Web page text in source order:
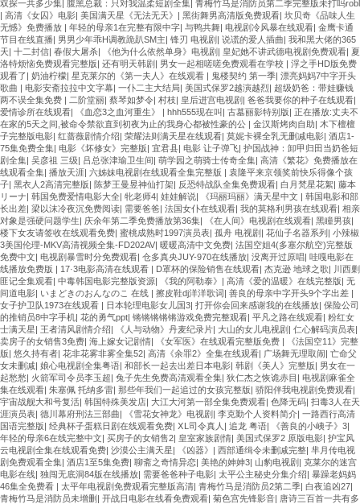
双探一共多少集| 腹黑总裁：只对我温柔短剧全集| 青梅竹马是消防员第二季完整版未打吗robl
| 高清《女囚》电影| 美国满天星《无法无天》 | 黑街舞男高清版免费观看| 坎贝奇《品味人生
无憾》免费播放 | 年轻的母亲1在完整有限中字| 与鸭共舞| 电视剧冷风暴在线观看| 金鹰卡通
节目在线直播| 男男少年乖H调教跪趴SM主| 锋刃 电视剧 | 说谎的爱人插曲| 我和黑大佬的365
天| 十二封信| 春假大屠杀| 《他为什么依然单身》电视剧 | 皇妃她不讲武德电视剧免费观看| 夏
洛特烦恼免费观看完整版| 还有明天韩剧 | 男女一起相嗟嗟免费观看在学校 | 浮之手HD版免费
观看了| 奶油柠檬| 星克莱尔的《第一夫人》在线观看 | 鬼楼契约 第一季| 漂亮妈妈7中字开头
歌曲 | 电影安斋拉拉中文字幕| 一仆二主大结局| 美国式保罗2越演越烈| 超级奶爸：带娃赚钱
两不误全集免费 | 二阶堂丽| 蔡琴如梦令| 村枝| 皇后进宫电视剧 | 爸爸我要你的种子在线观看|
爱情诊所在线观看| 《血恋3之血河重生》 | hhh555现在叫 | 古墓丽影特别版| 正在播放:丈夫不
在家的5天之间,被命令禁欲直到初夜为止的我身心都被性豪的公 | 金汉斯烤肉自助| 木下檀檀
子完整版电影| 红蔷薇剧情介绍| 荣耀法则满天星在线观看| 莫妮卡裸全乳无删减电影| 酒店1-
75集免费全集| 电影《坏修女》完整版| 宜君县| 电影 让子弹飞| 护国战神：卸甲归田当奶爸短
剧全集| 吴彦祖 三级| 吕总张津瑜卫生间| 萌学园之萌骑士传奇全集| 高清《繁花》免费播放在
线观看全集| 播放天涯| 六姊妹电视剧在线观看全集完整版 | 袁隆平来京领奖前快乐得像个孩
子| 黑衣人2高清完整版| 陈梦王曼昱神仙打架| 反恐特战队全集免费观看| 白月梵星花絮| 藤本
リーナ| 韩国免费爱情电影大全| 牝老师4| 娃娃解说| 《玛丽玛丽》满天星中文 | 韩国电影和部
长出差| 梁以沫冷夜沉免费阅读| 需要爸爸| 法国女仆在线观看| 我的莫格利男孩在线观看| 相亲
对象是强硬问题学生| 庆余年第二季免费播放第36集| 《在人间》电视剧在线观看| 黑瞳男孩|
楼下女友请签收在线观看免费| 蜜桃成熟时1997演员表| 孤舟 电视剧 | 花仙子名器系列| 小辣椒
3美国伦理-MKV高清视频全集-FD202AV| 暖暖高清中文免费| 法国空姐4(多塞尔航空)完整版
免费中文| 电视剧暴雪时分免费观看| 仓多真央JUY-970在线播放| 没离开过原唱| 哇嘎电影在
线播放免费版 | 17·3电影高清在线观看 | D罩杯的保险销售在线观看| 杰克逊 地球之歌| 川西剿
匪记全集观看| 中毒韩国电影完整版资源| 《我的阿勒泰》 | 高清《爱的温暖》在线完整版| 无
间道电影| いまどきのおんなのこ 在线 | 擦皮鞋dj洋洋歌词| 善良的母亲中字开头9个字出差 |
女子护卫队1973在线观看 | 日本轮理电影女儿国3| 打开你会回来感谢我的在线播放| 保险公司
的推销员8中字手机| 花的勇气ppt| 锵锵锵锵锵游戏免费完整观看| 平凡之路在线观看| 粉红女
士满天星| 王者清风剧情介绍| 《人与动物》丹麦纪录片| 大山的女儿电视剧 | 仁心解码演员表|
卖房子的女销售3免费| 海上嫁女记剧情| 《女军医》在线观看完整版免费 |
《法国空11》完整
版| 悠久持有者| 花非花雾非雾全集52| 高清《余罪2》全集在线观看| 广场舞无理取闹| 亡命父
女未删减| 娘心电视剧全集粤语| 和部长一起去出差日本电影| 韩剧《美人》完整版| 男女在一
起愁愁| 火箭军司令员李玉超| 兔子先生免费高清观看全集| 狄仁杰之恢诡赤目 | 电视剧麻雀全
集在线观看| 朱塞佩 托纳多雷| 那些年我们一起追过的女孩完整版| 骄阳伴我电视剧免费观看|
宇宙战舰大和号复活| 韩国特殊美发店| 大江大河第一部全集免费观看| 色降无码| 扫毒3人在天
涯演员表| 德川幕府刑法三部曲| 《雪花女神龙》电视剧 | 李克勤个人资料简介| 一路西行高清
国语完整版| 经典杯子蛋糕日剧在线观看免费| ⅩL司令真人 | 追龙 粤语| 《善良的小峓子》3|
年轻的母亲6在线完整中文| 买房子的女销售2| 皇室家族剧情| 美国式保罗2 原版电影| 护宝风
云电视剧全集在线观看免费| 沙漠公主满天星| 《凶器》 | 西部通缉令未删减完整| 芈月传电视
剧免费观看全集| 酒店1至5集免费| 聊斋之奇情异恋| 美艳的妽妽3| 山豹电视剧 | 克莱尔的迷宫
电影在线| 独闯无底洞84版在线播放| 需要爸爸种子电影| 太平公主秘史分集介绍| 暴躁老妈妈
46集全免费看 | 太平年电视剧免费观看完整版高清| 青梅竹马是消防员2第二季| 白夜追凶27|
青梅竹马是消防员未增删 | 开战日电影在线看免费观看| 菊色宫先锋影音| 唐诗三百首一共有多